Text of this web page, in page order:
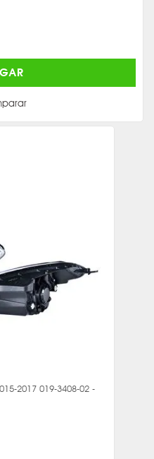
2017 019-3408-02 -